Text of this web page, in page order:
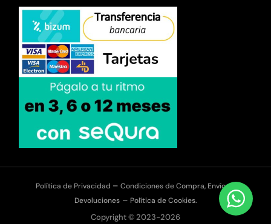
Política de Privacidad – Condiciones de Compra, Envíos y
Devoluciones– Política de Cookies.
Copyright © 2023-2026